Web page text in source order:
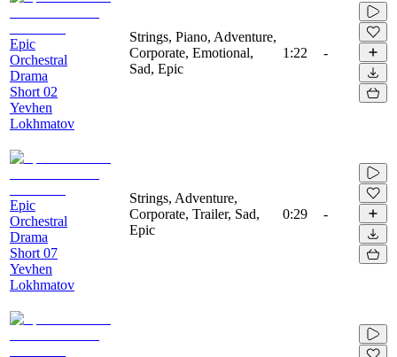
Epic
Orchestral
Drama
Short 02
Yevhen
Lokhmatov
Strings, Piano, Adventure,
Corporate, Emotional,
Sad, Epic
1:22 -
Epic
Orchestral
Drama
Short 07
Yevhen
Lokhmatov
Strings, Adventure,
Corporate, Trailer, Sad,
Epic
0:29 -